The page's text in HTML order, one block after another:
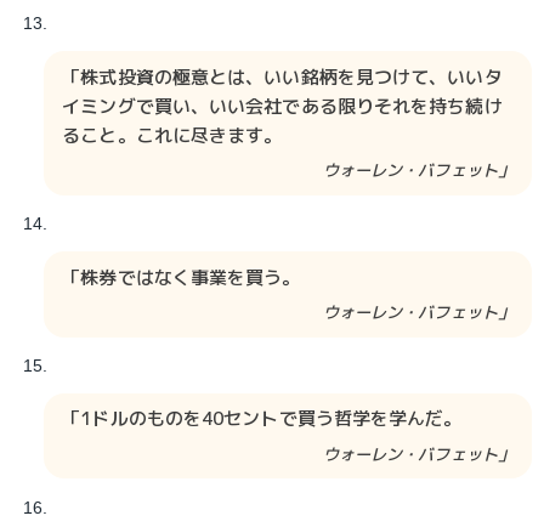
「株式投資の極意とは、いい銘柄を見つけて、いいタ
イミングで買い、いい会社である限りそれを持ち続け
ること。これに尽きます。
ウォーレン・バフェット」
「株券ではなく事業を買う。
ウォーレン・バフェット」
「1ドルのものを40セントで買う哲学を学んだ。
ウォーレン・バフェット」